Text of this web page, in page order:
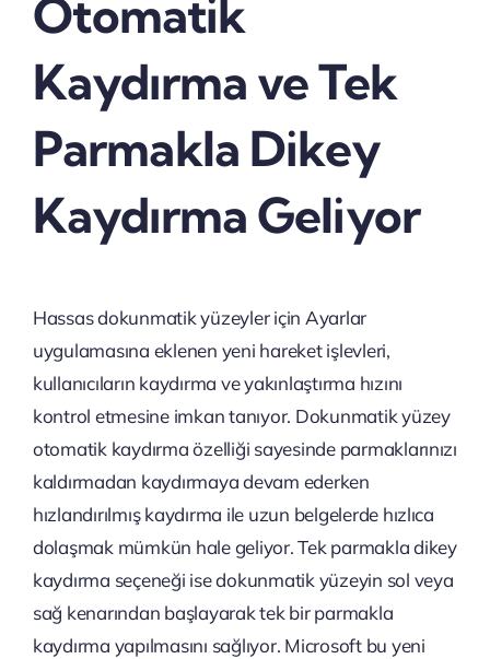
Otomatik
Kaydırma ve Tek
Parmakla Dikey
Kaydırma Geliyor
Hassas dokunmatik yüzeyler için Ayarlar
uygulamasına eklenen yeni hareket işlevleri,
kullanıcıların kaydırma ve yakınlaştırma hızını
kontrol etmesine imkan tanıyor. Dokunmatik yüzey
otomatik kaydırma özelliği sayesinde parmaklarınızı
kaldırmadan kaydırmaya devam ederken
hızlandırılmış kaydırma ile uzun belgelerde hızlıca
dolaşmak mümkün hale geliyor. Tek parmakla dikey
kaydırma seçeneği ise dokunmatik yüzeyin sol veya
sağ kenarından başlayarak tek bir parmakla
kaydırma yapılmasını sağlıyor. Microsoft bu yeni